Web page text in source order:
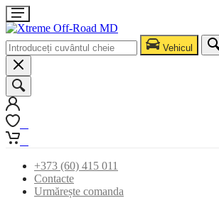
Vehicul
+373 (60) 415 011
Contacte
Urmărește comanda